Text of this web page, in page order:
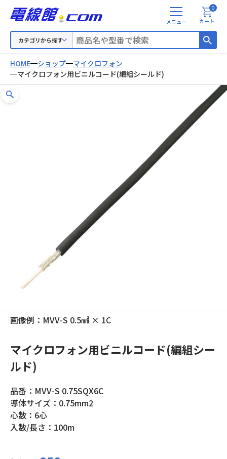
カテゴリから探す
メ
ニ
カート
0
HOME ショップ
マイクロフォン
マイクロフォン用ビニルコード(編組シールド)
画像例：MVV-S 0.5㎟ × 1C
マイクロフォン用ビニルコード(編組シー
ルド)
品番：MVV-S 0.75SQX6C
導体サイズ：0.75mm2
心数：6心
入数/長さ：100m